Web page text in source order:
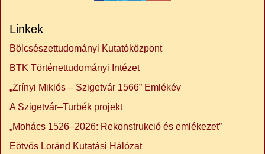
Linkek
Bölcsészettudományi Kutatóközpont
BTK Történettudományi Intézet
„Zrínyi Miklós – Szigetvár 1566” Emlékév
A Szigetvár–Turbék projekt
„Mohács 1526–2026: Rekonstrukció és emlékezet”
Eötvös Loránd Kutatási Hálózat